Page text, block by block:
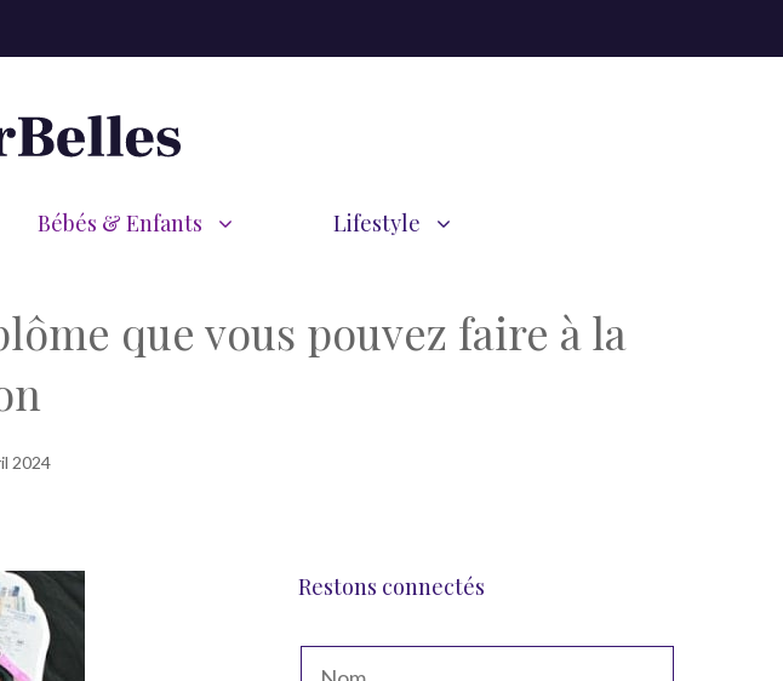
Bébés & Enfants Lifestyle
que vous pouvez faire à la
2024
Restons connectés